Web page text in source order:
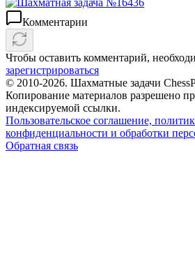
Комментарии
Чтобы оставить комментарий,
зарегистрироваться
© 2010-2026. Шахматные задачи
Копирование материалов разрешено
индексируемой ссылки.
Пользовательское соглашение,
конфиденциальности и обработки
Обратная связь